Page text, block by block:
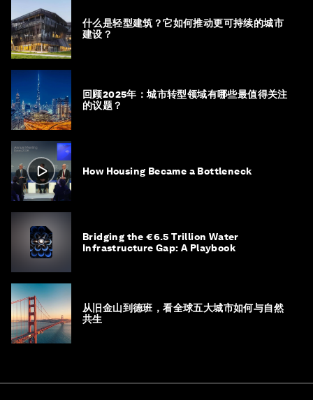
什么是轻型建筑？它如何推动更可持续的城市
建设？
回顾2025年：城市转型领域有哪些最值得关注
的议题？
How Housing Became a Bottleneck
Bridging the €6.5 Trillion Water
Infrastructure Gap: A Playbook
从旧金山到德班，看全球五大城市如何与自然
共生